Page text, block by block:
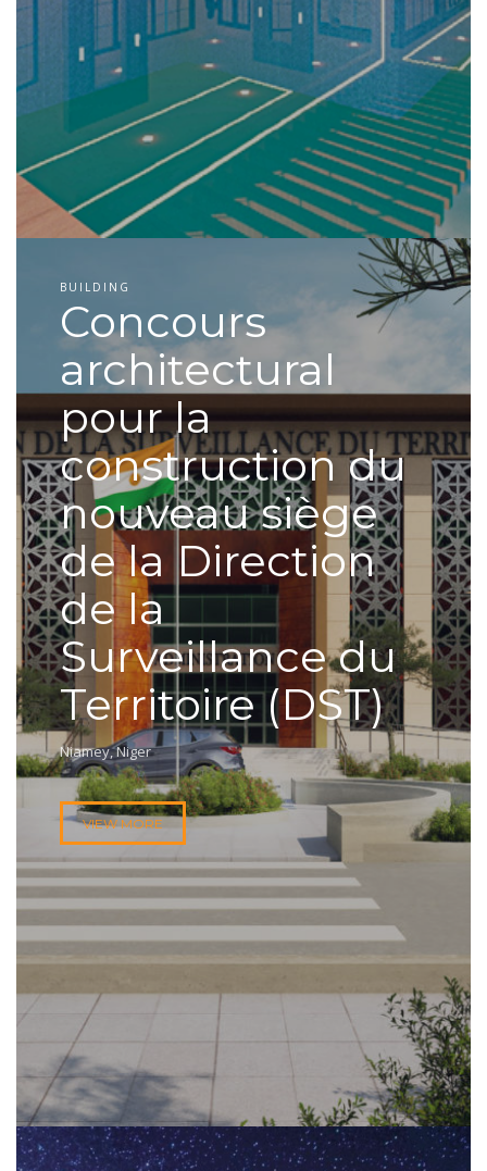
BUILDING
Concours
architectural
pour la
construction du
nouveau siège
de la Direction
de la
Surveillance du
Territoire (DST)
Niamey, Niger
VIEW MORE